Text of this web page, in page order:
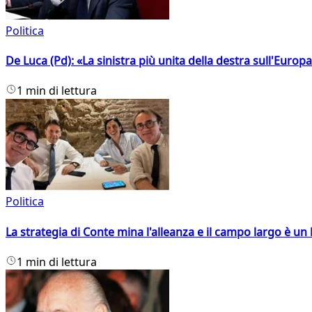
Politica
De Luca (Pd): «La sinistra più unita della destra
1 min di lettura
Politica
La strategia di Conte mina l'alleanza e il campo largo è
1 min di lettura